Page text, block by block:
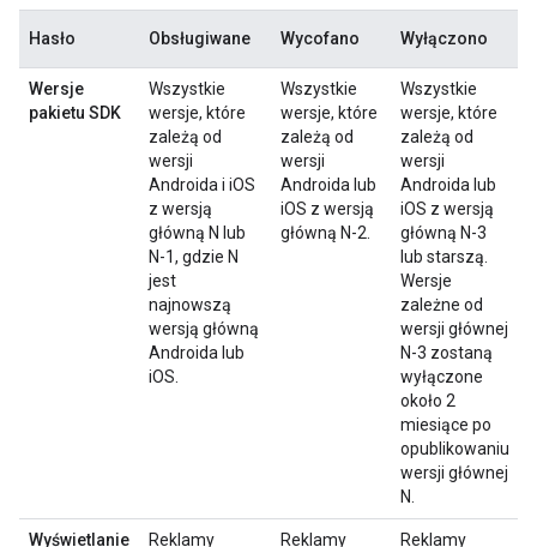
Hasło Obsługiwane Wycofano Wyłączono
Wersje
pakietu SDK
Wszystkie
wersje, które
zależą od
wersji
Androida i iOS
z wersją
główną N lub
N-1, gdzie N
jest
najnowszą
wersją główną
Androida lub
iOS.
Wszystkie
wersje, które
zależą od
wersji
Androida lub
iOS z wersją
główną N-2.
Wszystkie
wersje, które
zależą od
wersji
Androida lub
iOS z wersją
główną N-3
lub starszą.
Wersje
zależne od
wersji głównej
N-3 zostaną
wyłączone
około 2
miesiące po
opublikowaniu
wersji głównej
N.
Wyświetlanie Reklamy Reklamy Reklamy